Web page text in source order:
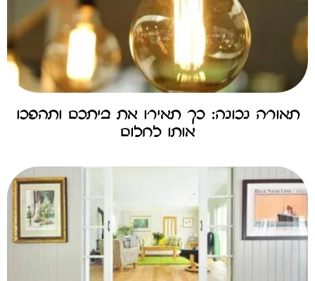
תאורה נכונה: כך תאירו את ביתכם ותהפכו
אותו לחלום